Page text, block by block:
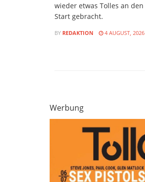
wieder etwas Tolles an den
Start gebracht.
BY REDAKTION 4 AUGUST, 2026
Werbung